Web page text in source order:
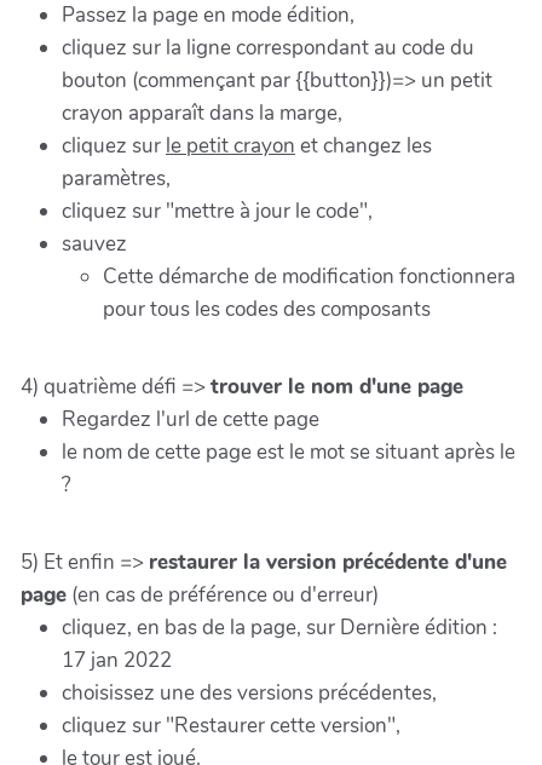
Passez la page en mode édition,
cliquez sur la ligne correspondant au code du
bouton (commençant par {{button}})=> un petit
crayon apparaît dans la marge,
cliquez sur le petit crayon et changez les
paramètres,
cliquez sur "mettre à jour le code",
sauvez
Cette démarche de modification fonctionnera
pour tous les codes des composants
4) quatrième défi => trouver le nom d'une page
Regardez l'url de cette page
le nom de cette page est le mot se situant après le
?
5) Et enfin => restaurer la version précédente d'une
page (en cas de préférence ou d'erreur)
cliquez, en bas de la page, sur Dernière édition :
17 jan 2022
choisissez une des versions précédentes,
cliquez sur "Restaurer cette version",
le tour est joué.